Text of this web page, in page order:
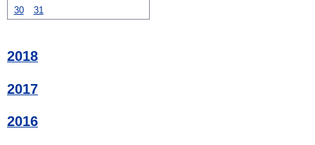
30
31
2018
2017
2016